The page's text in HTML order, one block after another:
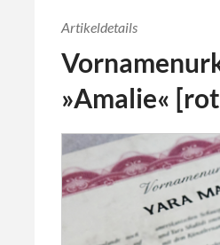
Artikeldetails
»Amalie«